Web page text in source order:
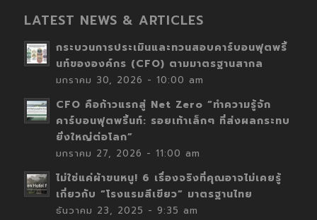
LATEST NEWS & ARTICLES
กระบวนการประเมินและทวนสอบคาร์บอนฟุตพริ้
นท์ขององค์กร (CFO) ตามมาตรฐานสากล
มกราคม 30, 2026 - 10:00 am
CFO คือก้าวแรกสู่ Net Zero “ทำความรู้จัก
คาร์บอนฟุตพริ้นท์: รอยเท้าเล็กๆ ที่ส่งผลกระทบ
ยิ่งใหญ่ต่อโลก”
มกราคม 27, 2026 - 11:00 am
ไม่ใช่แค่ผ้าขนหนู! 6 เรื่องจริงที่คุณอาจไม่เคยรู้
เกี่ยวกับ “โรงแรมสีเขียว” มาตรฐานไทย
ธันวาคม 23, 2025 - 9:35 am